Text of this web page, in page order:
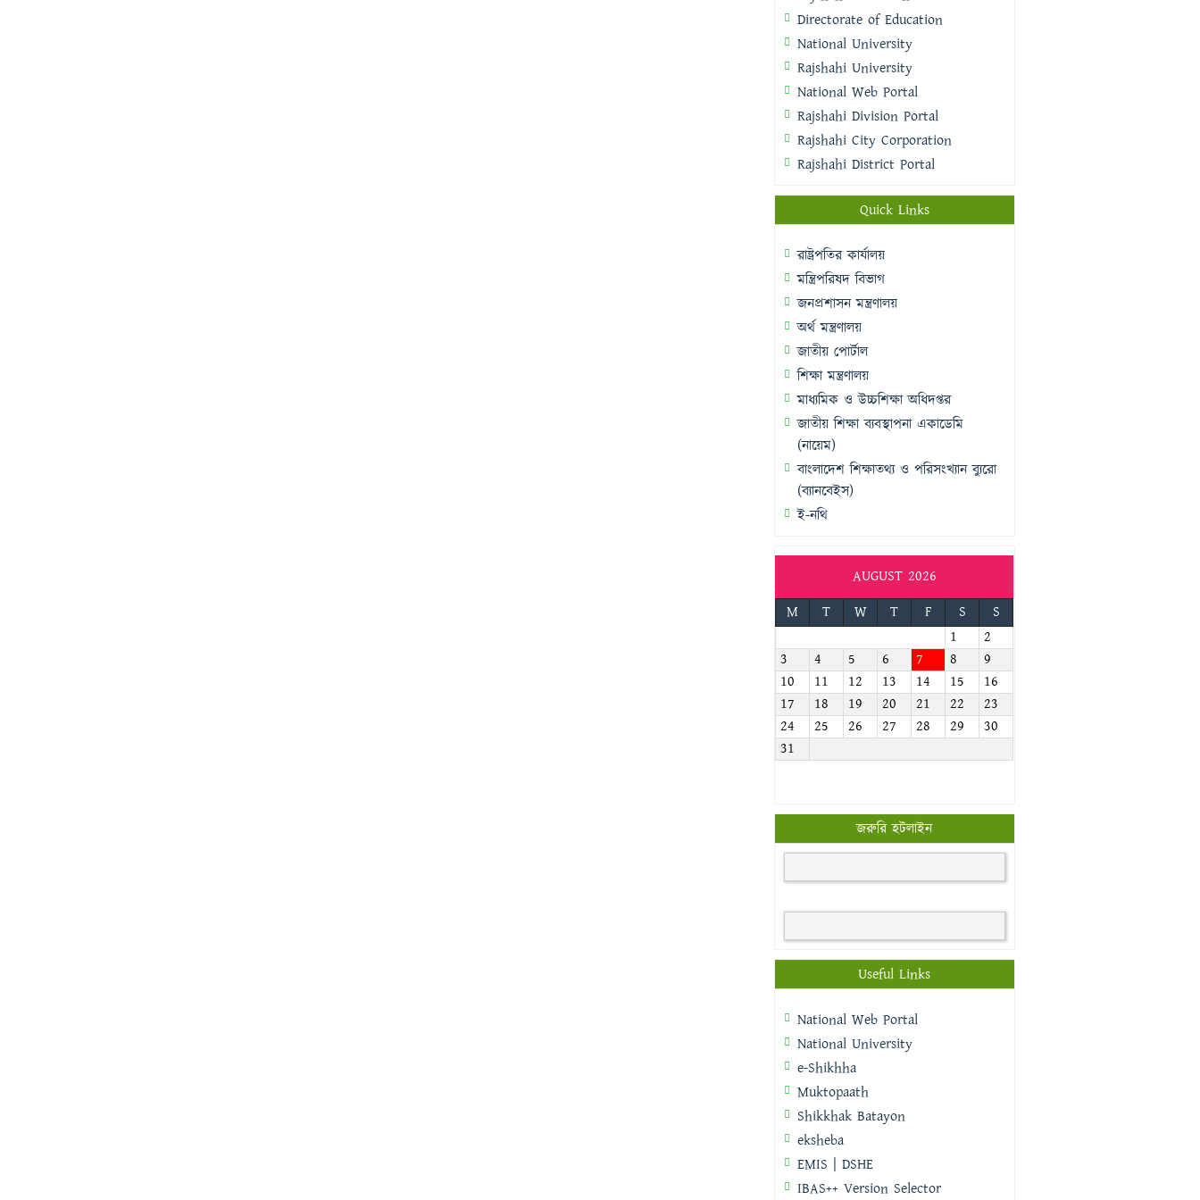
Directorate of Education
National University
Rajshahi University
National Web Portal
Rajshahi Division Portal
Rajshahi City Corporation
Rajshahi District Portal
Quick Links
রাষ্ট্রপতির কার্যালয়
মন্ত্রিপরিষদ বিভাগ
জনপ্রশাসন মন্ত্রণালয়
অর্থ মন্ত্রণালয়
জাতীয় পোর্টাল
শিক্ষা মন্ত্রণালয়
মাধ্যমিক ও উচ্চশিক্ষা অধিদপ্তর
জাতীয় শিক্ষা ব্যবস্থাপনা একাডেমি
(নায়েম)
বাংলাদেশ শিক্ষাতথ্য ও পরিসংখ্যান ব্যুরো
(ব্যানবেইস)
ই-নথি
AUGUST 2026
M
T W T F S
S
1
2
3
4 5 6 7 8
9
10
11 12 13 14 15
16
17
18 19 20 21 22
23
24
25 26 27 28 29
30
31
জরুরি হটলাইন
Useful Links
National Web Portal
National University
e-Shikhha
Muktopaath
Shikkhak Batayon
eksheba
EMIS | DSHE
IBAS++ Version Selector